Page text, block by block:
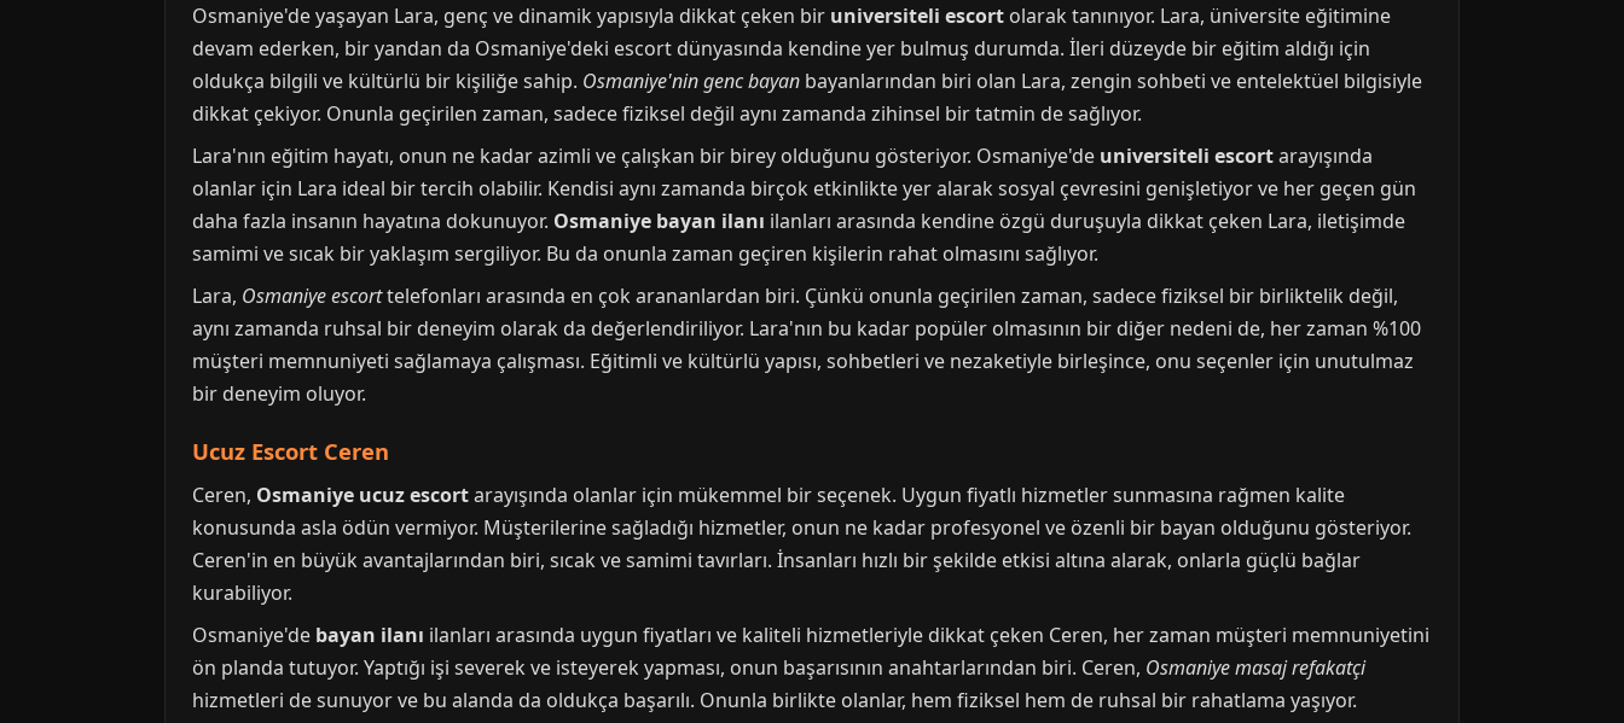
Osmaniye'de yaşayan Lara, genç ve dinamik yapısıyla dikkat çeken bir universiteli escort olarak tanınıyor. Lara, üniversite eğitimine
devam ederken, bir yandan da Osmaniye'deki escort dünyasında kendine yer bulmuş durumda. İleri düzeyde bir eğitim aldığı için
oldukça bilgili ve kültürlü bir kişiliğe sahip. Osmaniye'nin genc bayan bayanlarından biri olan Lara, zengin sohbeti ve entelektüel bilgisiyle
dikkat çekiyor. Onunla geçirilen zaman, sadece fiziksel değil aynı zamanda zihinsel bir tatmin de sağlıyor.
Lara'nın eğitim hayatı, onun ne kadar azimli ve çalışkan bir birey olduğunu gösteriyor. Osmaniye'de universiteli escortarayışında
olanlar için Lara ideal bir tercih olabilir. Kendisi aynı zamanda birçok etkinlikte yer alarak sosyal çevresini genişletiyor ve her geçen gün
daha fazla insanın hayatına dokunuyor. Osmaniye bayan ilanı ilanları arasında kendine özgü duruşuyla dikkat çeken Lara, iletişimde
samimi ve sıcak bir yaklaşım sergiliyor. Bu da onunla zaman geçiren kişilerin rahat olmasını sağlıyor.
Lara, Osmaniye escorttelefonları arasında en çok arananlardan biri. Çünkü onunla geçirilen zaman, sadece fiziksel bir birliktelik değil,
aynı zamanda ruhsal bir deneyim olarak da değerlendiriliyor. Lara'nın bu kadar popüler olmasının bir diğer nedeni de, her zaman %100
müşteri memnuniyeti sağlamaya çalışması. Eğitimli ve kültürlü yapısı, sohbetleri ve nezaketiyle birleşince, onu seçenler için unutulmaz
bir deneyim oluyor.
Ucuz Escort Ceren
Ceren, Osmaniye ucuz escortarayışında olanlar için mükemmel bir seçenek. Uygun fiyatlı hizmetler sunmasına rağmen kalite
konusunda asla ödün vermiyor. Müşterilerine sağladığı hizmetler, onun ne kadar profesyonel ve özenli bir bayan olduğunu gösteriyor.
Ceren'in en büyük avantajlarından biri, sıcak ve samimi tavırları. İnsanları hızlı bir şekilde etkisi altına alarak, onlarla güçlü bağlar
kurabiliyor.
Osmaniye'de bayan ilanı ilanları arasında uygun fiyatları ve kaliteli hizmetleriyle dikkat çeken Ceren, her zaman müşteri memnuniyetini
ön planda tutuyor. Yaptığı işi severek ve isteyerek yapması, onun başarısının anahtarlarından biri. Ceren, Osmaniye masaj refakatçi
hizmetleri de sunuyor ve bu alanda da oldukça başarılı. Onunla birlikte olanlar, hem fiziksel hem de ruhsal bir rahatlama yaşıyor.